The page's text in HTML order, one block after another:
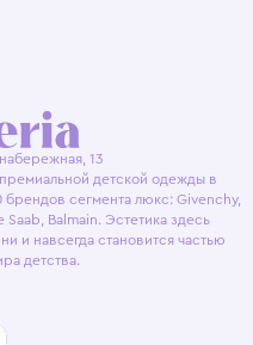
13
детской одежды в
сегмента люкс: Givenchy,
Balmain. Эстетика здесь
и навсегда становится частью
детства.